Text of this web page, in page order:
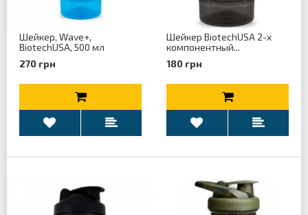
Шейкер, Wave+,
BiotechUSA, 500 мл
270 грн
Шейкер BiotechUSA 2-x
компонентный...
180 грн